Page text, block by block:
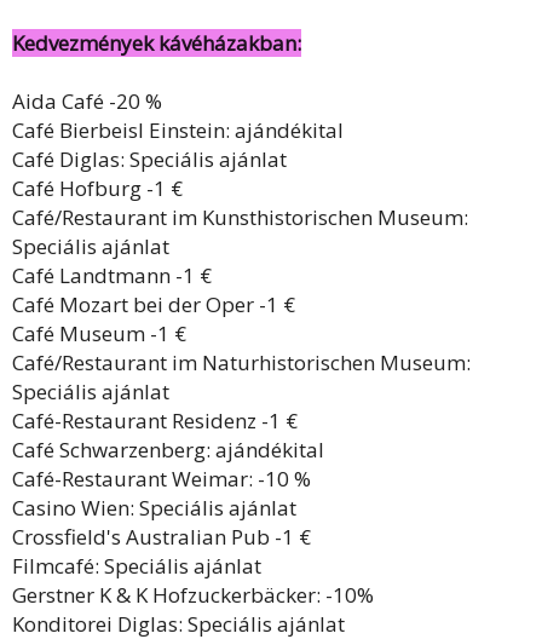
Kedvezmények kávéházakban:
Aida Café -20 %
Café Bierbeisl Einstein: ajándékital
Café Diglas: Speciális ajánlat
Café Hofburg -1 €
Café/Restaurant im Kunsthistorischen Museum:
Speciális ajánlat
Café Landtmann -1 €
Café Mozart bei der Oper -1 €
Café Museum -1 €
Café/Restaurant im Naturhistorischen Museum:
Speciális ajánlat
Café-Restaurant Residenz -1 €
Café Schwarzenberg: ajándékital
Café-Restaurant Weimar: -10 %
Casino Wien: Speciális ajánlat
Crossfield's Australian Pub -1 €
Filmcafé: Speciális ajánlat
Gerstner K & K Hofzuckerbäcker: -10%
Konditorei Diglas: Speciális ajánlat